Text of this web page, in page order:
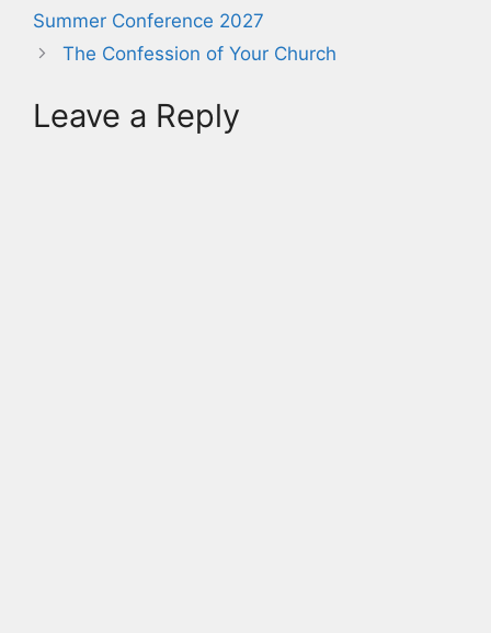
Summer Conference 2027
The Confession of Your Church
Leave a Reply